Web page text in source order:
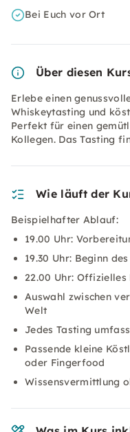
Bei Euch vor Ort
Über diesen
Erlebe einen
Whiskeytasting und
Perfekt für einen
Kollegen. Das Tasting
Wie läuft der
Beispielhafter Ablauf:
19.00 Uhr:
19.30 Uhr: Beginn
22.00 Uhr:
Auswahl zwischen
Welt
Jedes Tasting
Passende kleine
oder Fingerfood
Wissensvermittlung